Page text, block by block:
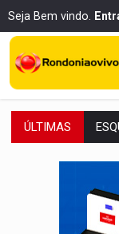
Seja Bem vindo.
ÚLTIMAS